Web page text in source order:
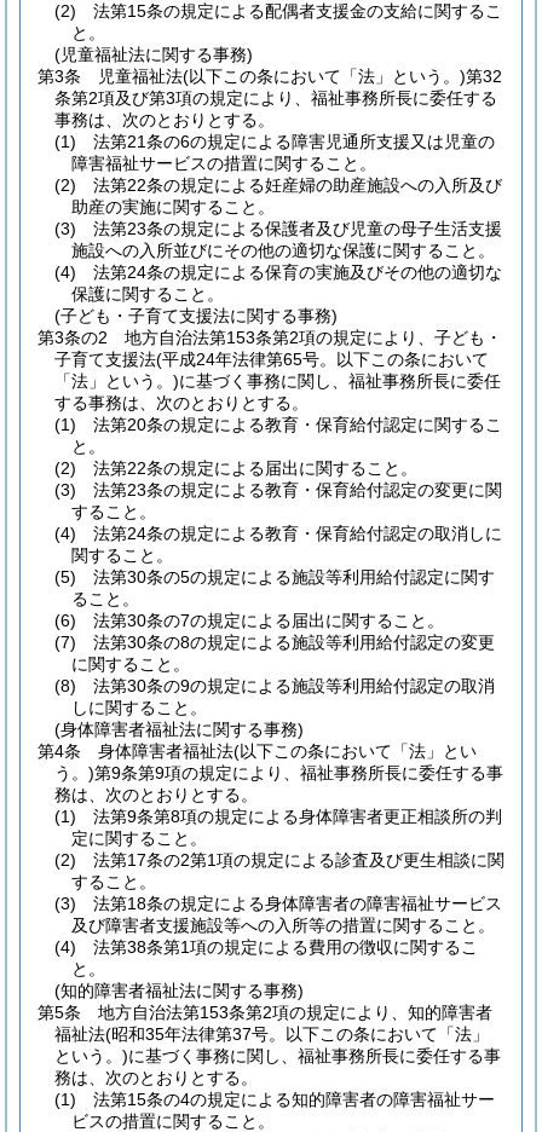
(2)
法第15条の規定による配偶者支援金の支給に関するこ
と。
(児童福祉法に関する事務)
第3条
児童福祉法(以下この条において「法」という。)第32
条第2項及び第3項の規定により、福祉事務所長に委任する
事務は、次のとおりとする。
(1)
法第21条の6の規定による障害児通所支援又は児童の
障害福祉サービスの措置に関すること。
(2)
法第22条の規定による妊産婦の助産施設への入所及び
助産の実施に関すること。
(3)
法第23条の規定による保護者及び児童の母子生活支援
施設への入所並びにその他の適切な保護に関すること。
(4)
法第24条の規定による保育の実施及びその他の適切な
保護に関すること。
(子ども・子育て支援法に関する事務)
第3条の2
地方自治法第153条第2項の規定により、子ども・
子育て支援法(平成24年法律第65号。以下この条において
「法」という。)に基づく事務に関し、福祉事務所長に委任
する事務は、次のとおりとする。
(1)
法第20条の規定による教育・保育給付認定に関するこ
と。
(2)
法第22条の規定による届出に関すること。
(3)
法第23条の規定による教育・保育給付認定の変更に関
すること。
(4)
法第24条の規定による教育・保育給付認定の取消しに
関すること。
(5)
法第30条の5の規定による施設等利用給付認定に関す
ること。
(6)
法第30条の7の規定による届出に関すること。
(7)
法第30条の8の規定による施設等利用給付認定の変更
に関すること。
(8)
法第30条の9の規定による施設等利用給付認定の取消
しに関すること。
(身体障害者福祉法に関する事務)
第4条
身体障害者福祉法(以下この条において「法」とい
う。)第9条第9項の規定により、福祉事務所長に委任する事
務は、次のとおりとする。
(1)
法第9条第8項の規定による身体障害者更正相談所の判
定に関すること。
(2)
法第17条の2第1項の規定による診査及び更生相談に関
すること。
(3)
法第18条の規定による身体障害者の障害福祉サービス
及び障害者支援施設等への入所等の措置に関すること。
(4)
法第38条第1項の規定による費用の徴収に関するこ
と。
(知的障害者福祉法に関する事務)
第5条
地方自治法第153条第2項の規定により、知的障害者
福祉法(昭和35年法律第37号。以下この条において「法」
という。)に基づく事務に関し、福祉事務所長に委任する事
務は、次のとおりとする。
(1)
法第15条の4の規定による知的障害者の障害福祉サー
ビスの措置に関すること。